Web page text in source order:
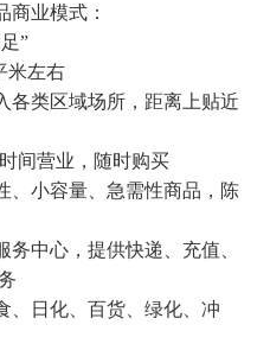
业模式：
”
左右
类区域场所，距离上贴近
间营业，随时购买
小容量、急需性商品，陈
中心，提供快递、充值、
日化、百货、绿化、冲